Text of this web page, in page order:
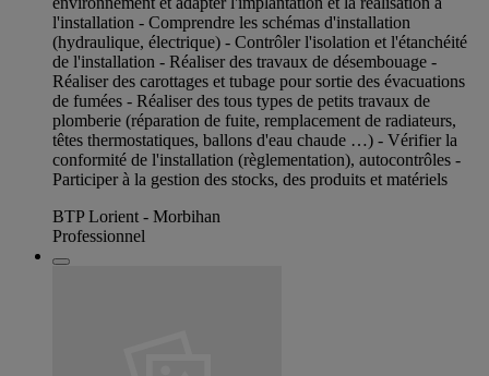
l'installation - Comprendre les schémas d'installation
(hydraulique, électrique) - Contrôler l'isolation et l'étanchéité
de l'installation - Réaliser des travaux de désembouage -
Réaliser des carottages et tubage pour sortie des évacuations
de fumées - Réaliser des tous types de petits travaux de
plomberie (réparation de fuite, remplacement de radiateurs,
têtes thermostatiques, ballons d'eau chaude …) - Vérifier la
conformité de l'installation (règlementation), autocontrôles -
Participer à la gestion des stocks, des produits et matériels
BTP Lorient - Morbihan
Professionnel